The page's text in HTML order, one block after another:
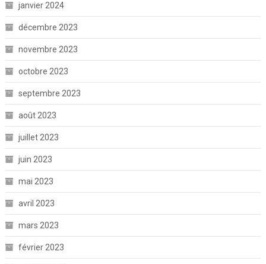
janvier 2024
décembre 2023
novembre 2023
octobre 2023
septembre 2023
août 2023
juillet 2023
juin 2023
mai 2023
avril 2023
mars 2023
février 2023